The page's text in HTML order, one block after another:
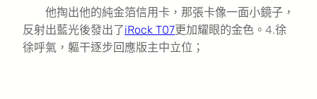
他掏出他的純金箔信用卡，那張卡像一面小鏡子，
反射出藍光後發出了iRock T07更加耀眼的金色。4.徐
徐呼氣，軀干逐步回應版主中立位；